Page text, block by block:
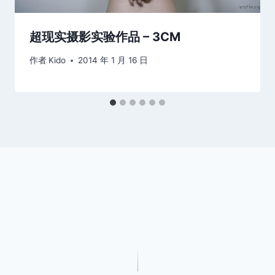
超现实摄影实验作品 – 3CM
作者 Kido 2014 年 1 月 16 日